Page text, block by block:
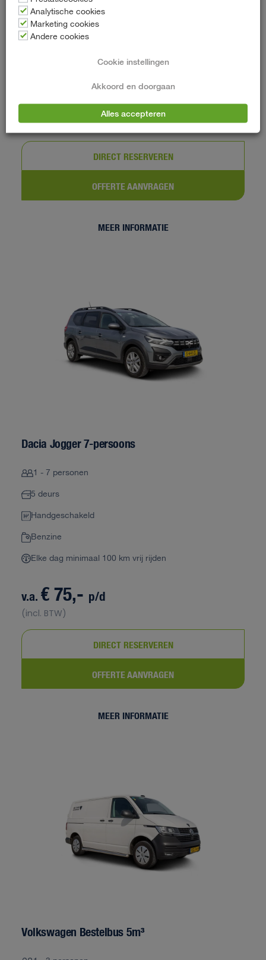
5 deurs
Handgeschakeld
Elke dag minimaal 100 km vrij rijden
v.a.€ 64,-p/d
(incl. BTW)
DIRECT RESERVEREN
OFFERTE AANVRAGEN
MEER INFORMATIE
Dacia Jogger 7-persoons
1 - 7 personen
5 deurs
Handgeschakeld
Benzine
Elke dag minimaal 100 km vrij rijden
v.a.€ 75,- p/d
(incl. BTW)
DIRECT RESERVEREN
OFFERTE AANVRAGEN
MEER INFORMATIE
Volkswagen Bestelbus 5m³
Analytische cookies
Marketing cookies
Andere cookies
Cookie instellingen
Akkoord en doorgaan
Alles accepteren